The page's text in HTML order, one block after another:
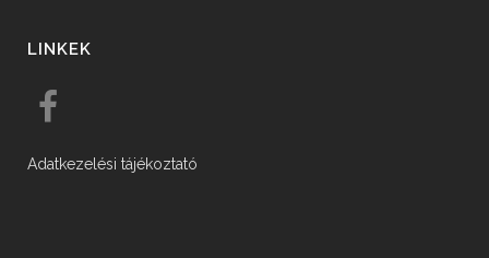
LINKEK
Adatkezelési tájékoztató